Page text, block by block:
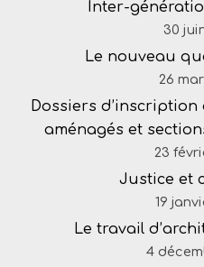
Inter-
30
Le nouveau
26
Dossiers
aménagés et
23
Justice et
19
Le travail
4